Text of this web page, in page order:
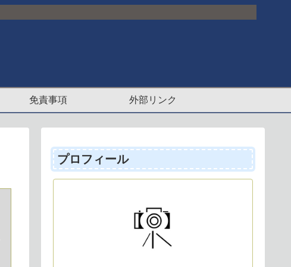
免責事項 外部リンク
プロフィール